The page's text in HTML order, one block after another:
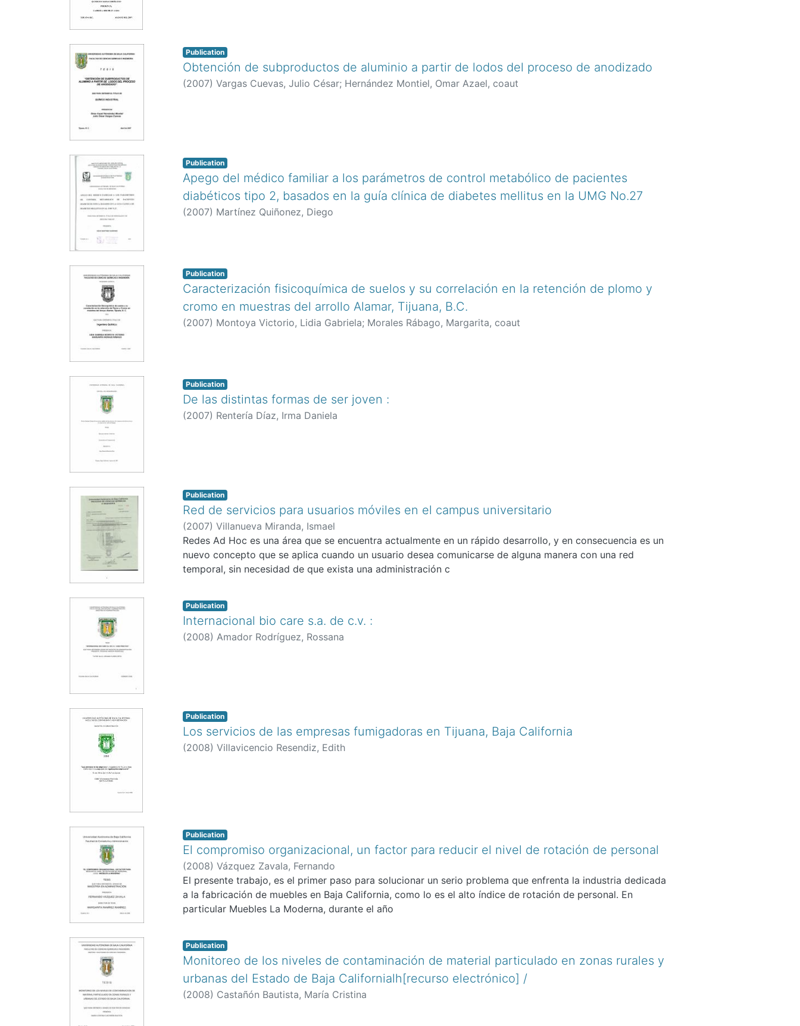
Publication
Obtención de subproductos de aluminio a partir de lodos del proceso de anodizado
(2007) Vargas Cuevas, Julio César; Hernández Montiel, Omar Azael, coaut
Publication
Apego del médico familiar a los parámetros de control metabólico de pacientes
diabéticos tipo 2, basados en la guía clínica de diabetes mellitus en la UMG No.27
(2007) Martínez Quiñonez, Diego
Publication
Caracterización fisicoquímica de suelos y su correlación en la retención de plomo y
cromo en muestras del arrollo Alamar, Tijuana, B.C.
(2007) Montoya Victorio, Lidia Gabriela; Morales Rábago, Margarita, coaut
Publication
De las distintas formas de ser joven :
(2007) Rentería Díaz, Irma Daniela
Publication
Red de servicios para usuarios móviles en el campus universitario
(2007) Villanueva Miranda, Ismael
Redes Ad Hoc es una área que se encuentra actualmente en un rápido desarrollo, y en consecuencia es un
nuevo concepto que se aplica cuando un usuario desea comunicarse de alguna manera con una red
temporal, sin necesidad de que exista una administración c
Publication
Internacional bio care s.a. de c.v. :
(2008) Amador Rodríguez, Rossana
Publication
Los servicios de las empresas fumigadoras en Tijuana, Baja California
(2008) Villavicencio Resendiz, Edith
Publication
El compromiso organizacional, un factor para reducir el nivel de rotación de personal
(2008) Vázquez Zavala, Fernando
El presente trabajo, es el primer paso para solucionar un serio problema que enfrenta la industria dedicada
a la fabricación de muebles en Baja California, como lo es el alto índice de rotación de personal. En
particular Muebles La Moderna, durante el año
Publication
Monitoreo de los niveles de contaminación de material particulado en zonas rurales y
urbanas del Estado de Baja Californialh[recurso electrónico] /
(2008) Castañón Bautista, María Cristina